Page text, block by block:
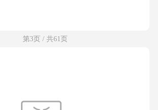
第3页 / 共61页